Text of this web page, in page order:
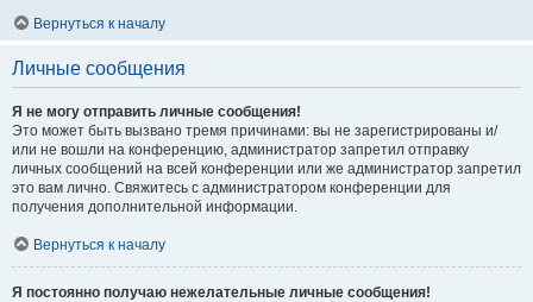
Вернуться к началу
Личные сообщения
Я не могу отправить личные сообщения!
Это может быть вызвано тремя причинами: вы не зарегистрированы и/
или не вошли на конференцию, администратор запретил отправку
личных сообщений на всей конференции или же администратор запретил
это вам лично. Свяжитесь с администратором конференции для
получения дополнительной информации.
Вернуться к началу
Я постоянно получаю нежелательные личные сообщения!